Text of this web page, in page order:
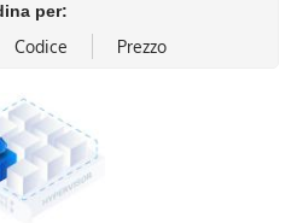
ATTIVE
per: